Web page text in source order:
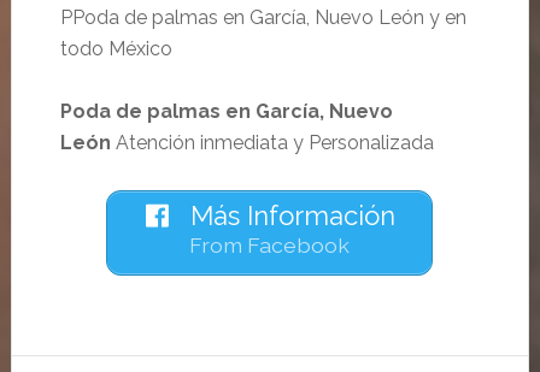
PPoda de palmas en García, Nuevo León y en
todo México
Poda de palmas en García, Nuevo
León Atención inmediata y Personalizada
Más Información
From Facebook